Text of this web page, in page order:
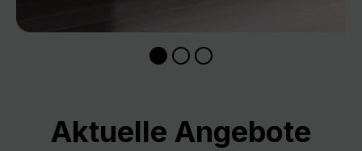
Produktgalerie überspringen
Aktuelle Angebote